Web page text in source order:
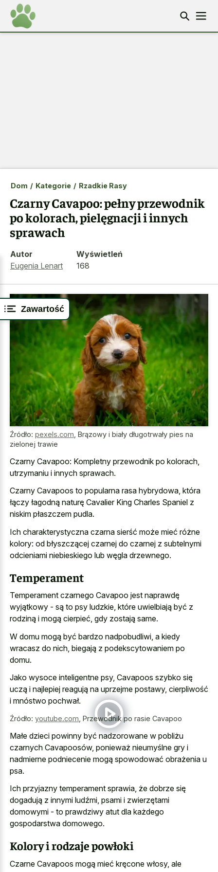
Zawartość
Dom / Kategorie / Rzadkie Rasy
Czarny Cavapoo: pełny przewodnik
po kolorach, pielęgnacji i innych
sprawach
Autor
Eugenia Lenart
Wyświetleń
168
Źródło: pexels.com Brązowy i biały długotrwały pies na
zielonej trawie
Czarny Cavapoo: Kompletny przewodnik po kolorach,
utrzymaniu i innych sprawach.
Czarny Cavapoos to popularna rasa hybrydowa, która
łączy łagodną naturę Cavalier King Charles Spaniel z
niskim płaszczem pudla.
Ich charakterystyczna czarna sierść może mieć różne
kolory: od błyszczącej czarnej do czarnej z subtelnymi
odcieniami niebieskiego lub węgla drzewnego.
Temperament
Temperament czarnego Cavapoo jest naprawdę
wyjątkowy - są to psy ludzkie, które uwielbiają być z
rodziną i mogą cierpieć, gdy zostają same.
W domu mogą być bardzo nadpobudliwi, a kiedy
wracasz do nich, biegają z podekscytowaniem po
domu.
Jako wysoce inteligentne psy, Cavapoos szybko się
uczą i najlepiej reagują na uprzejme postawy, cierpliwość
i mnóstwo pochwał.
Źródło: youtube.com Przewodnik po rasie Cavapoo
Małe dzieci powinny być nadzorowane w pobliżu
czarnych Cavapoosów, ponieważ nieumyślne gry i
nadmierne podniecenie mogą spowodować obrażenia u
psa.
Ich przyjazny temperament sprawia, że dobrze się
dogadują z innymi ludźmi, psami i zwierzętami
domowymi - to prawdziwy atut dla każdego
gospodarstwa domowego.
Kolory i rodzaje powłoki
Czarne Cavapoos mogą mieć kręcone włosy, ale